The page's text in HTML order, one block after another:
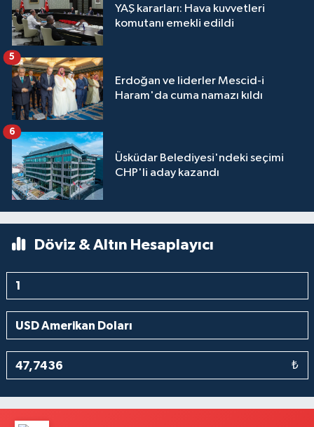
YAŞ kararları: Hava kuvvetleri
komutanı emekli edildi
Erdoğan ve liderler Mescid-i
Haram'da cuma namazı kıldı
5
Üsküdar Belediyesi'ndeki seçimi
CHP'li aday kazandı
6
Döviz & Altın Hesaplayıcı
₺